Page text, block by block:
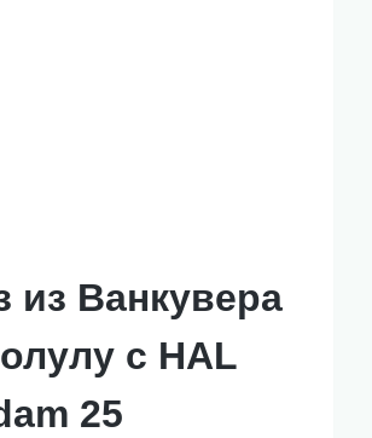
из Ванкувера
c HAL
25